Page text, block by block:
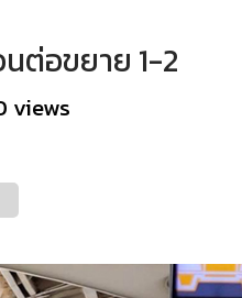
นต่อขยาย 1-2
views